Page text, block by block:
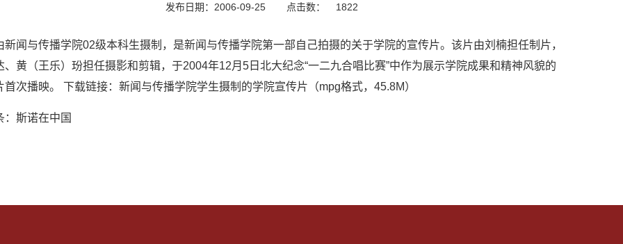
发布日期：2006-09-25 点击数： 1822
新闻与传播学院02级本科生摄制，是新闻与传播学院第一部自己拍摄的关于学院的宣传片。该片由刘楠担任制片，
、黄（王乐）玢担任摄影和剪辑，于2004年12月5日北大纪念“一二九合唱比赛”中作为展示学院成果和精神风貌的
首次播映。 下载链接： 新闻与传播学院学生摄制的学院宣传片 （mpg格式，45.8M）
斯诺在中国